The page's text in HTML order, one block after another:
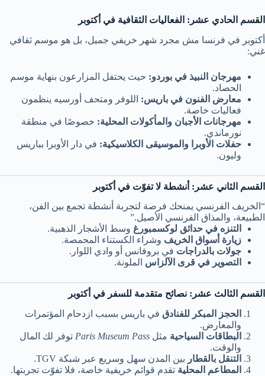
القسم الحادي عشر: الفعاليات الثقافية في أكتوبر
أكتوبر في فرنسا مش مجرد شهر خريفي جميل، بل هو موسم ثقافي
غني:
مهرجان النبيذ في بوردو: حيث يحتفل المزارعون بنهاية موسم
الحصاد.
معارض الفنون في باريس: اللوفر ومتحف أورسيه ينظمون
فعاليات خاصة.
مهرجانات الأجبان والمأكولات المحلية: خصوصًا في منطقة
نورماندي.
حفلات الأوبرا والموسيقى الكلاسيكية: في دار الأوبرا بباريس
وليون.
القسم الثاني عشر: أنشطة لا تفوّت في أكتوبر
“الخريف الفرنسي يمنحك فرصة لتجربة أنشطة تجمع بين الفن،
الطبيعة، والمذاق الفرنسي الأصيل.”
التنزه في حدائق لوكسمبورغ وسط الأشجار الذهبية.
زيارة أسواق الخريف وشراء الكستناء المحمصة.
جولات بالدراجات في بروفانس أو وادي اللوار.
التصوير في قرى الآلزاس الملونة.
القسم الثالث عشر: نصائح متقدمة للسفر في أكتوبر
الحجز المبكر للفنادق في باريس بسبب ازدحام المؤتمرات
والمعارض.
البطاقات السياحية مثل Paris Museum Pass توفر لك المال
والوقت.
التنقل بالقطار بين المدن سهل وسريع عبر شبكة TGV.
المطاعم المحلية تقدم قوائم خريفية خاصة، فلا تفوّت تجربتها.